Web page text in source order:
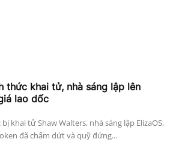
thức khai tử, nhà sáng lập lên
lao dốc
khai tử Shaw Walters, nhà sáng lập ElizaOS,
đã chấm dứt và quỹ đứng...